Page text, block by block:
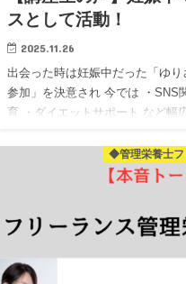
スとして活動！
2025.11.26
出会った時は妊娠中だった「ゆ
参加」を決意され 今では ・SNS
育 ・ダイエットサポート など幅
◆管理栄養士フ